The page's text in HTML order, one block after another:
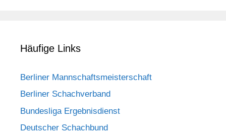
Häufige Links
Berliner Mannschaftsmeisterschaft
Berliner Schachverband
Bundesliga Ergebnisdienst
Deutscher Schachbund